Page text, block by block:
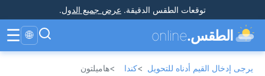
توقعات الطقس الدقيقة. عرض جميع الدول.
الطقس.online
🌐
☰
يرجى إدخال القيم أدناه للتحويل >كندا >هاميلتون